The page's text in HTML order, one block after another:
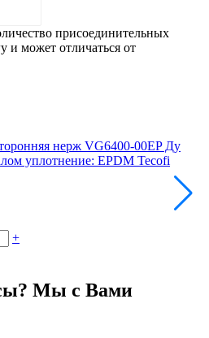
присоединительных
и может отличаться от
нерж VG6400-00EP Ду
уплотнение: EPDM Tecofi
+
Мы с Вами